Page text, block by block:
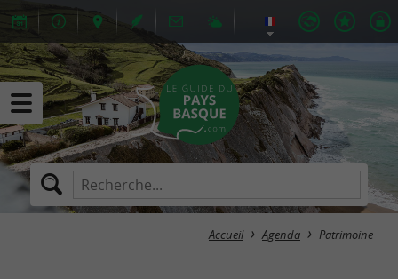
Accueil Agenda Patrimoine